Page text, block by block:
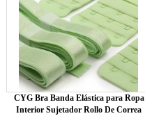
CYG Bra Banda Elástica para Ropa
Interior Sujetador Rollo De Correa